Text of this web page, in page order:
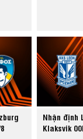
Nhận định
Klaksvik